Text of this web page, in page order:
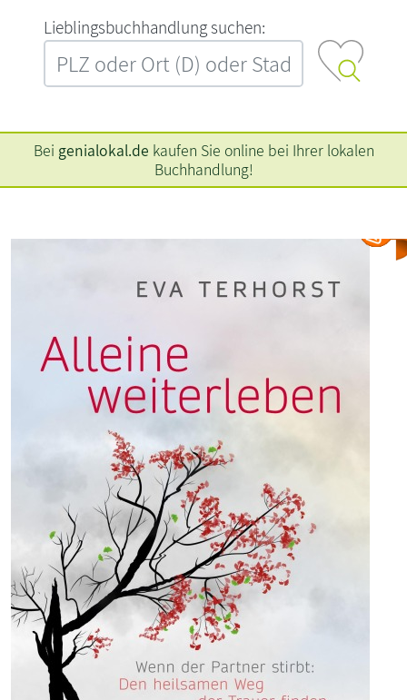
L‍i‍e‍b‍l‍i‍n‍g‍s‍b‍u‍c‍h‍h‍a‍n‍d‍l‍u‍n‍g‍ ‍s‍u‍c‍h‍e‍n‍:‍
Bei genialokal.de kaufen Sie online bei Ihrer lokalen
Buchhandlung!